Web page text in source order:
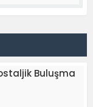
Buluşma